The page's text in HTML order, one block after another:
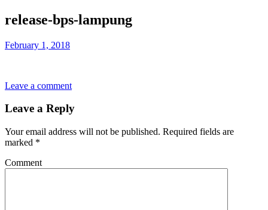
release-bps-lampung
February 1, 2018
Leave a comment
Leave a Reply
Your email address will not be published. Required fields are
marked *
Comment